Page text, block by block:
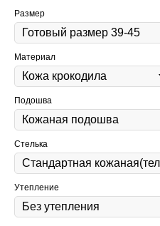
Размер
Материал
Подошва
Стелька
Утепление